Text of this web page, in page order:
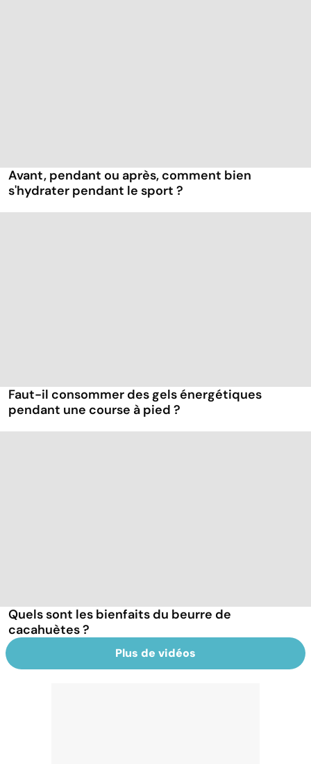
Avant, pendant ou après, comment bien
s'hydrater pendant le sport ?
Faut-il consommer des gels énergétiques
pendant une course à pied ?
Quels sont les bienfaits du beurre de
cacahuètes ?
Plus de vidéos